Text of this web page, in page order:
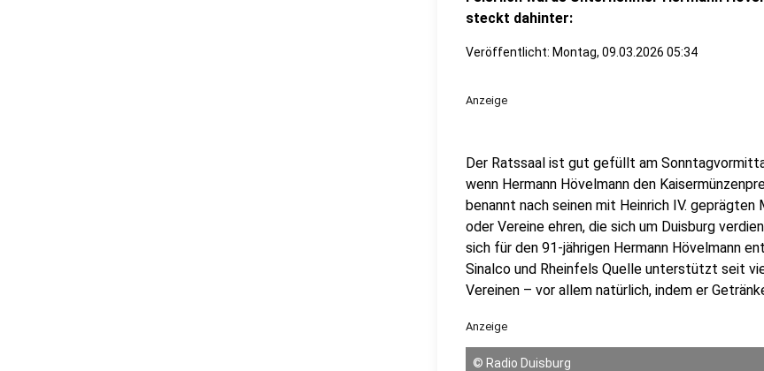
steckt dahinter:
Veröffentlicht: Montag, 09.03.2026 05:34
Anzeige
Der Ratssaal ist gut gefüllt am
wenn Hermann Hövelmann den
benannt nach seinen mit Heinrich IV. geprägten
oder Vereine ehren, die sich um Duisburg
sich für den 91-jährigen Hermann Hövelmann
Sinalco und Rheinfels Quelle unterstützt seit
Vereinen – vor allem natürlich, indem er
Anzeige
© Radio Duisburg